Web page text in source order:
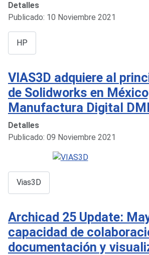
Detalles
Publicado: 10 Noviembre 2021
HP
VIAS3D adquiere al
de Solidworks en
Manufactura Digital
Detalles
Publicado: 09 Noviembre 2021
Vias3D
Archicad 25 Update:
capacidad de
documentación y